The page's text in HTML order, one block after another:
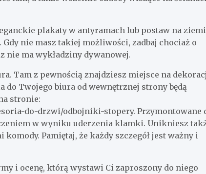
plakaty w antyramach lub postaw na ziemi
nie masz takiej możliwości, zadbaj chociaż o
nie ma wykładziny dywanowej.
Tam z pewnością znajdziesz miejsce na
do Twojego biura od wewnętrznej strony będą
stronie:
do-drzwi/odbojniki-stopery. Przymontowane
w wyniku uderzenia klamki. Unikniesz
Pamiętaj, że każdy szczegół jest ważny i
i ocenę, którą wystawi Ci zaproszony do niego